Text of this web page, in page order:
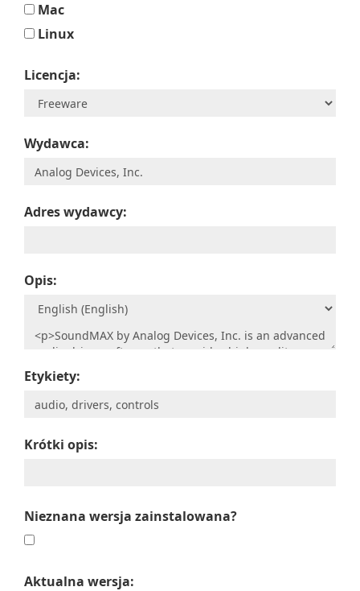
Mac
Linux
Licencja:
Wydawca:
Adres wydawcy:
Opis:
Etykiety:
Krótki opis:
Nieznana wersja zainstalowana?
Aktualna wersja: